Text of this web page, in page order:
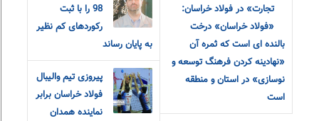
تجارت» در فولاد خراسان:
«فولاد خراسان» درخت
بالنده ای است که ثمره آن
«نهادینه کردن فرهنگ توسعه و
نوسازی» در استان و منطقه
است
98 را با ثبت
رکوردهای کم نظیر
به پایان رساند
پیروزی تیم والیبال
فولاد خراسان برابر
نماینده همدان